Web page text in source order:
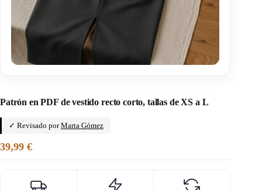
Patrón en PDF de vestido recto corto, tallas de XS a L
✓ Revisado porMarta Gómez
39,99 €